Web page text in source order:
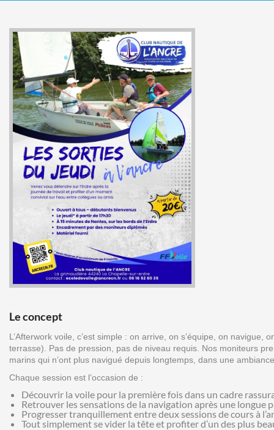
Le concept
L’Afterwork voile, c’est simple : on arrive, on s’équipe, on navigue,
terrasse). Pas de pression, pas de niveau requis. Nos moniteurs
marins qui n’ont plus navigué depuis longtemps, dans une
Chaque session est l’occasion de :
Découvrir la voile pour la première fois dans un cadre
Retrouver les sensations de la navigation après une longue
Progresser tranquillement entre deux sessions de cours à
Tout simplement se vider la tête et profiter d’un des plus